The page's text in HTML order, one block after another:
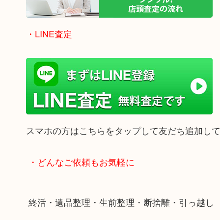
・LINE査定
スマホの方はこちらをタップして友だち追加して
・どんなご依頼もお気軽に
終活・遺品整理・生前整理・断捨離・引っ越し